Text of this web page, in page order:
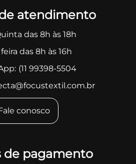
atendimento
das 8h às 18h
das 8h às 16h
(11 99398-5504
conosco
de pagamento